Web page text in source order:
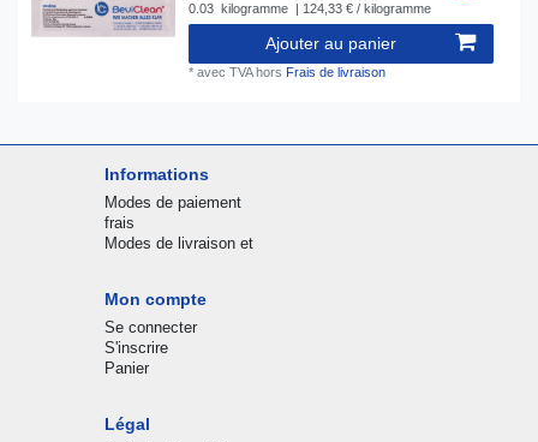
0.03 kilogramme | 124,33 € / kilogramme
Ajouter au panier
*avec TVAhors Frais de livraison
Informations
Modes de paiement
frais
Modes de livraison et
Mon compte
Se connecter
S'inscrire
Panier
Légal